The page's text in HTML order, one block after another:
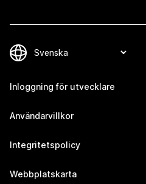
Inloggning för utvecklare
Användarvillkor
Integritetspolicy
Webbplatskarta